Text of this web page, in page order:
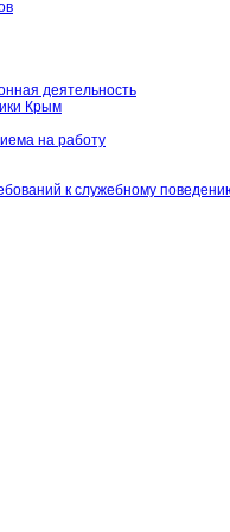
деятельность
Крым
на работу
к служебному